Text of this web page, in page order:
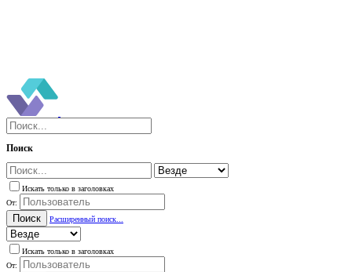
Поиск
Искать только в заголовках
От:
Поиск Расширенный поиск...
Искать только в заголовках
От: